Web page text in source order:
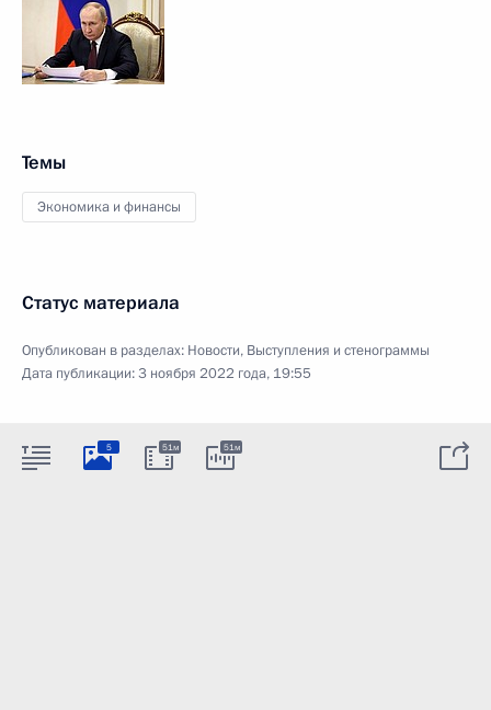
Темы
Экономика и финансы
Статус материала
Опубликован в разделах: Новости, Выступления и стенограммы
Дата публикации:3 ноября 2022 года, 19:55
5 51м 51м